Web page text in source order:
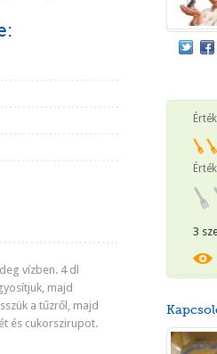
vízben. 4 dl
majd
a tűzről, majd
és cukorszirupot.
3